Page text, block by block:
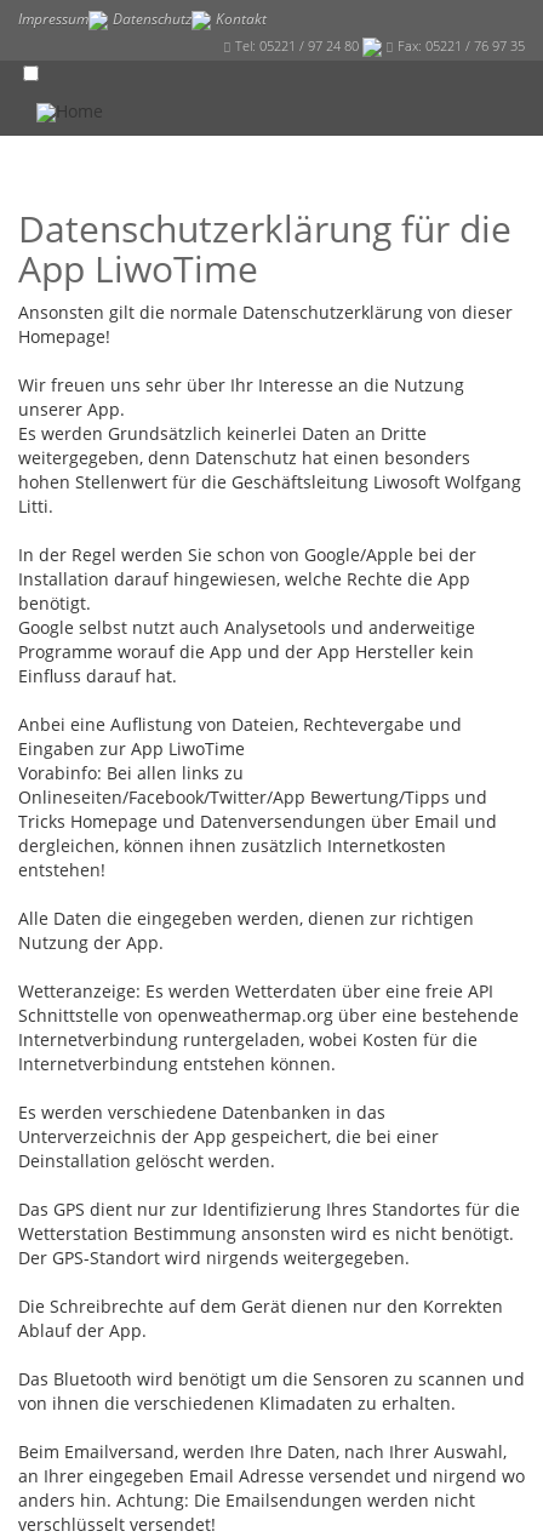
Impressum Datenschutz Kontakt
Tel: 05221 / 97 24 80 Fax: 05221 / 76 97 35
Home
Datenschutzerklärung für die
App LiwoTime
Ansonsten gilt die normale Datenschutzerklärung von dieser
Homepage!
Wir freuen uns sehr über Ihr Interesse an die Nutzung
unserer App.
Es werden Grundsätzlich keinerlei Daten an Dritte
weitergegeben, denn Datenschutz hat einen besonders
hohen Stellenwert für die Geschäftsleitung Liwosoft Wolfgang
Litti.
In der Regel werden Sie schon von Google/Apple bei der
Installation darauf hingewiesen, welche Rechte die App
benötigt.
Google selbst nutzt auch Analysetools und anderweitige
Programme worauf die App und der App Hersteller kein
Einfluss darauf hat.
Anbei eine Auflistung von Dateien, Rechtevergabe und
Eingaben zur App LiwoTime
Vorabinfo: Bei allen links zu
Onlineseiten/Facebook/Twitter/App Bewertung/Tipps und
Tricks Homepage und Datenversendungen über Email und
dergleichen, können ihnen zusätzlich Internetkosten
entstehen!
Alle Daten die eingegeben werden, dienen zur richtigen
Nutzung der App.
Wetteranzeige: Es werden Wetterdaten über eine freie API
Schnittstelle von openweathermap.org über eine bestehende
Internetverbindung runtergeladen, wobei Kosten für die
Internetverbindung entstehen können.
Es werden verschiedene Datenbanken in das
Unterverzeichnis der App gespeichert, die bei einer
Deinstallation gelöscht werden.
Das GPS dient nur zur Identifizierung Ihres Standortes für die
Wetterstation Bestimmung ansonsten wird es nicht benötigt.
Der GPS-Standort wird nirgends weitergegeben.
Die Schreibrechte auf dem Gerät dienen nur den Korrekten
Ablauf der App.
Das Bluetooth wird benötigt um die Sensoren zu scannen und
von ihnen die verschiedenen Klimadaten zu erhalten.
Beim Emailversand, werden Ihre Daten, nach Ihrer Auswahl,
an Ihrer eingegeben Email Adresse versendet und nirgend wo
anders hin. Achtung: Die Emailsendungen werden nicht
verschlüsselt versendet!